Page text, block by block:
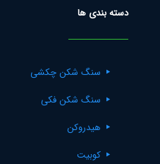
دسته بندی ها
سنگ شکن چکشی
سنگ شکن فکی
هیدروکن
کوبیت